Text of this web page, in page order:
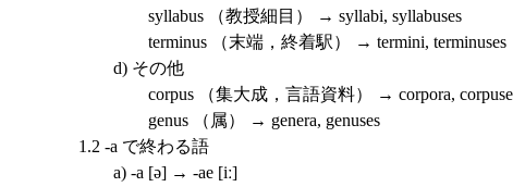
syllabus （教授細目） → syllabi, syllabuses
terminus （末端，終着駅） → termini, terminuses
d) その他
corpus （集大成，言語資料） → corpora,
genus （属） → genera, genuses
1.2 -a で終わる語
a) -a [ə] → -ae [iː]